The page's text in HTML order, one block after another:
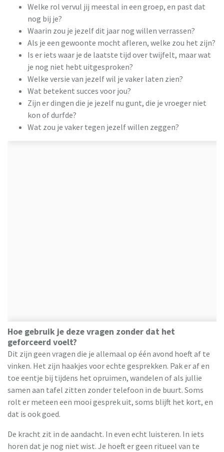
Welke rol vervul jij meestal in een groep, en past dat
nog bij je?
Waarin zou je jezelf dit jaar nog willen verrassen?
Als je een gewoonte mocht afleren, welke zou het zijn?
Is er iets waar je de laatste tijd over twijfelt, maar wat
je nog niet hebt uitgesproken?
Welke versie van jezelf wil je vaker laten zien?
Wat betekent succes voor jou?
Zijn er dingen die je jezelf nu gunt, die je vroeger niet
kon of durfde?
Wat zou je vaker tegen jezelf willen zeggen?
Hoe gebruik je deze vragen zonder dat het
geforceerd voelt?
Dit zijn geen vragen die je allemaal op één avond hoeft af te
vinken. Het zijn haakjes voor echte gesprekken. Pak er af en
toe eentje bij tijdens het opruimen, wandelen of als jullie
samen aan tafel zitten zonder telefoon in de buurt. Soms
rolt er meteen een mooi gesprek uit, soms blijft het kort, en
dat is ook goed.
De kracht zit in de aandacht. In even echt luisteren. In iets
horen dat je nog niet wist. Je hoeft er geen ritueel van te